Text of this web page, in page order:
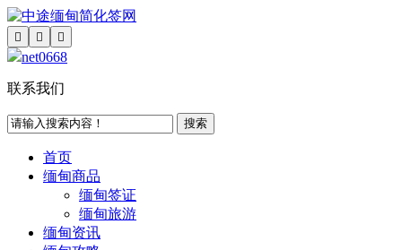
  
net0668
联系我们
搜索
首页
缅甸商品
缅甸签证
缅甸旅游
缅甸资讯